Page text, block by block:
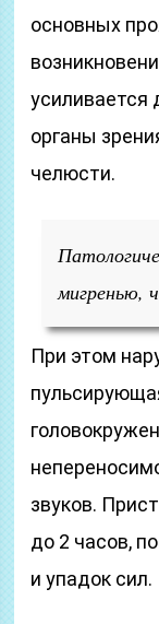
основных
усиливается
органы
челюсти.
мигренью,
При этом
звуков.
до 2 часов,
и упадок сил.